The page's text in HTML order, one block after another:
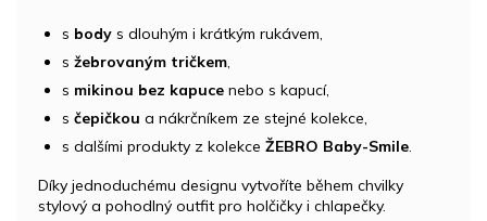
s body s dlouhým i krátkým rukávem,
s žebrovaným tričkem,
s mikinou bez kapuce nebo s kapucí,
s čepičkou a nákrčníkem ze stejné kolekce,
s dalšími produkty z kolekce ŽEBRO Baby-Smile.
Díky jednoduchému designu vytvoříte během chvilky
stylový a pohodlný outfit pro holčičky i chlapečky.